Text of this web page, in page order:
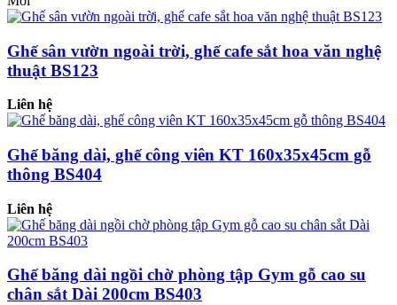
Ghế sân vườn ngoài trời, ghế cafe sắt hoa văn nghệ
thuật BS123
Liên hệ
Ghế băng dài, ghế công viên KT 160x35x45cm gỗ
thông BS404
Liên hệ
Ghế băng dài ngồi chờ phòng tập Gym gỗ cao su
chân sắt Dài 200cm BS403